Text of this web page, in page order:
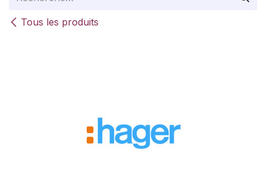
Tous les produits